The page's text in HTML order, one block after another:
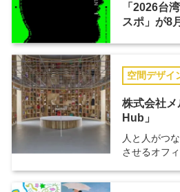
「2026台
スポ」が8
空間デザイ
株式会社
Hub」
人と人がつ
させるオフ